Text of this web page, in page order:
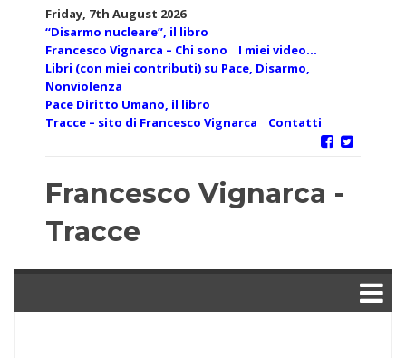
Friday, 7th August 2026
“Disarmo nucleare”, il libro
Francesco Vignarca – Chi sono
I miei video…
Libri (con miei contributi) su Pace, Disarmo,
Nonviolenza
Pace Diritto Umano, il libro
Tracce – sito di Francesco Vignarca
Contatti
Francesco Vignarca -
Tracce